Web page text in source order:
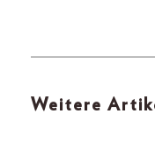
Weitere